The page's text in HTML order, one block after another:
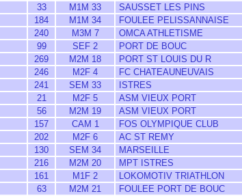
33 M1M 33 SAUSSET LES PINS
184 M1M 34 FOULEE PELISSANNAISE
240 M3M 7 OMCA ATHLETISME
99 SEF 2 PORT DE BOUC
269 M2M 18 PORT ST LOUIS DU R
246 M2F 4 FC CHATEAUNEUVAIS
241 SEM 33 ISTRES
21 M2F 5 ASM VIEUX PORT
56 M2M 19 ASM VIEUX PORT
157 CAM 1 FOS OLYMPIQUE CLUB
202 M2F 6 AC ST REMY
130 SEM 34 MARSEILLE
216 M2M 20 MPT ISTRES
161 M1F 2 LOKOMOTIV TRIATHLON
63 M2M 21 FOULEE PORT DE BOUC